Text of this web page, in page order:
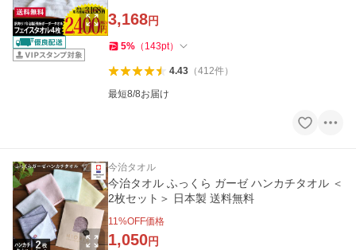
3,168円
5% （ 143pt）
4.43（412件）
最短8/8お届け
今治タオル
今治タオル ふっくら ガーゼ ハンカチタオル ＜
2枚セット＞ 日本製 送料無料
11%OFF価格
1,050円